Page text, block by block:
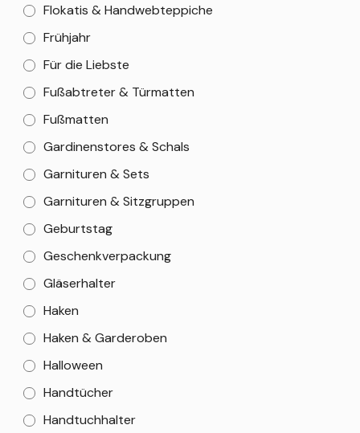
Flokatis & Handwebteppiche
Frühjahr
Für die Liebste
Fußabtreter & Türmatten
Fußmatten
Gardinenstores & Schals
Garnituren & Sets
Garnituren & Sitzgruppen
Geburtstag
Geschenkverpackung
Gläserhalter
Haken
Haken & Garderoben
Halloween
Handtücher
Handtuchhalter